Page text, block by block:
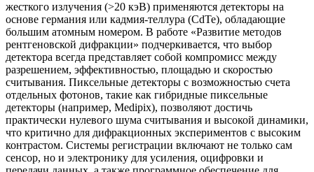
жесткого излучения (>20 кэВ) применяются детекторы на
основе германия или кадмия-теллура (CdTe), обладающие
большим атомным номером. В работе «Развитие методов
рентгеновской дифракции» подчеркивается, что выбор
детектора всегда представляет собой компромисс между
разрешением, эффективностью, площадью и скоростью
считывания. Пиксельные детекторы с возможностью счета
отдельных фотонов, такие как гибридные пиксельные
детекторы (например, Medipix), позволяют достичь
практически нулевого шума считывания и высокой динамики,
что критично для дифракционных экспериментов с высоким
контрастом. Системы регистрации включают не только сам
сенсор, но и электронику для усиления, оцифровки и